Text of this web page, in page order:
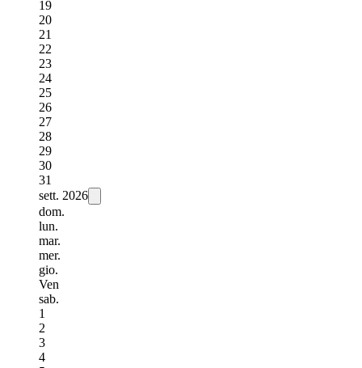
19
20
21
22
23
24
25
26
27
28
29
30
31
sett. 2026
dom.
lun.
mar.
mer.
gio.
Ven
sab.
1
2
3
4